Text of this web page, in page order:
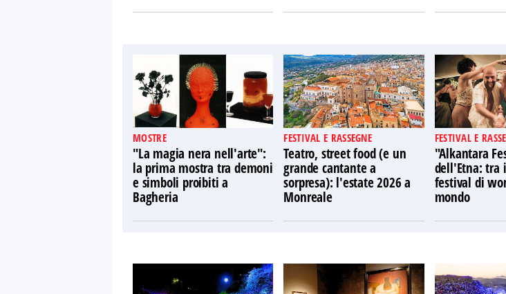
MOSTRE
"La magia nera nell'arte":
la prima mostra tra demoni
e simboli proibiti a
Bagheria
FESTIVAL E RASSEGNE
Teatro, street food (e un
grande cantante a
sorpresa): l'estate 2026 a
Monreale
FESTIVAL E
"Alkantara
dell'Etna: tra
festival di
mondo